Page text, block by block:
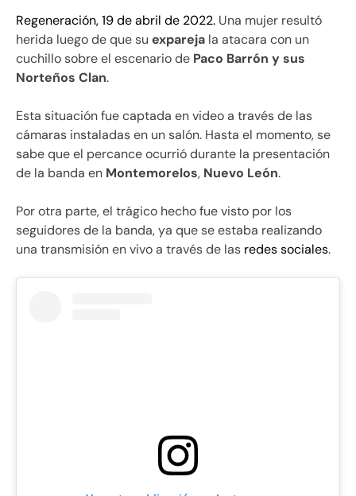
Regeneración, 19 de abril de 2022. Una mujer resultó
herida luego de que su expareja la atacara con un
cuchillo sobre el escenario de Paco Barrón y sus
Norteños Clan.
Esta situación fue captada en video a través de las
cámaras instaladas en un salón. Hasta el momento, se
sabe que el percance ocurrió durante la presentación
de la banda en Montemorelos, Nuevo León.
Por otra parte, el trágico hecho fue visto por los
seguidores de la banda, ya que se estaba realizando
una transmisión en vivo a través de las redes sociales.